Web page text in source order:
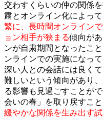
交わすくらいの仲の関係
粛とオンライン化によっ
繁に、長時間オンライン
ョン相手が狭まる傾向が
ンが自粛期間となったこ
ンラインでの実施になっ
深い人との会話には良く
難しいという傾向があり
る影響も見過ごすことが
会いの春」を取り戻すこと
緩やかな関係を生み出す